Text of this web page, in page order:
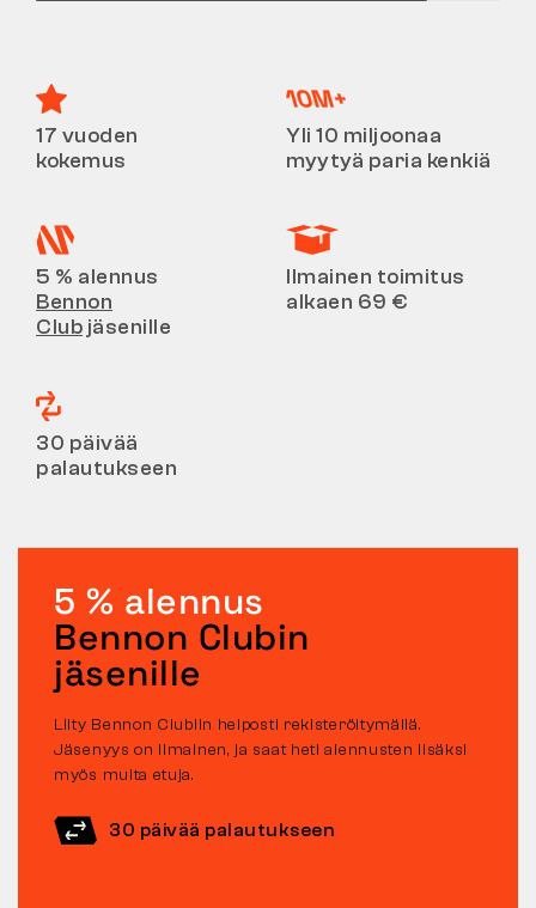
17 vuoden
kokemus
Yli 10 miljoonaa
myytyä paria kenkiä
5 % alennus
Bennon
Club jäsenille
Ilmainen toimitus
alkaen 69 €
30 päivää
palautukseen
5 % alennus
Bennon Clubin
jäsenille
Liity Bennon Clubiin helposti rekisteröitymällä.
Jäsenyys on ilmainen, ja saat heti alennusten lisäksi
myös muita etuja.
30 päivää palautukseen